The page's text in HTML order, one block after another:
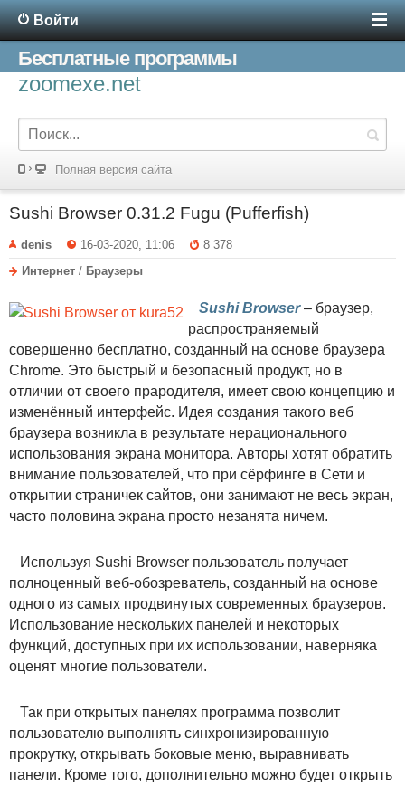
Войти
Бесплатные программы
zoomexe.net
Полная версия сайта
Sushi Browser 0.31.2 Fugu (Pufferfish)
denis 16-03-2020, 11:06
8 378
Интернет / Браузеры
Sushi Browser– браузер,
распространяемый
совершенно бесплатно, созданный на основе браузера
Chrome. Это быстрый и безопасный продукт, но в
отличии от своего прародителя, имеет свою концепцию и
изменённый интерфейс. Идея создания такого веб
браузера возникла в результате нерационального
использования экрана монитора. Авторы хотят обратить
внимание пользователей, что при сёрфинге в Сети и
открытии страничек сайтов, они занимают не весь экран,
часто половина экрана просто незанята ничем.
Используя Sushi Browser пользователь получает
полноценный веб-обозреватель, созданный на основе
одного из самых продвинутых современных браузеров.
Использование нескольких панелей и некоторых
функций, доступных при их использовании, наверняка
оценят многие пользователи.
Так при открытых панелях программа позволит
пользователю выполнять синхронизированную
прокрутку, открывать боковые меню, выравнивать
панели. Кроме того, дополнительно можно будет открыть